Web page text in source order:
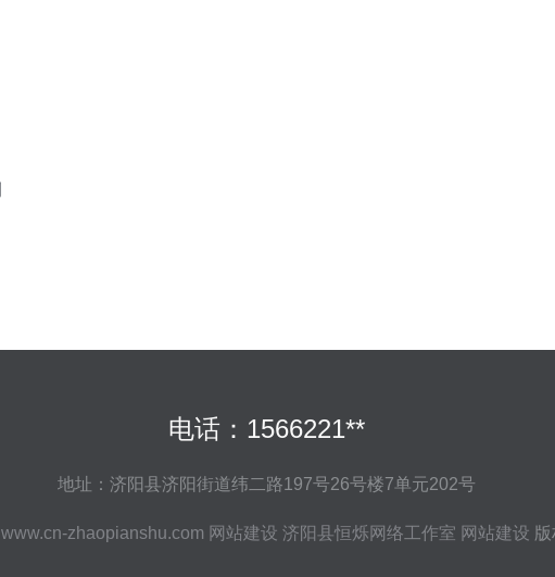
电话：1566221**
地址：济阳县济阳街道纬二路197号26号楼7单元202号
www.cn-zhaopianshu.com 网站建设 济阳县恒烁网络工作室 网站建设